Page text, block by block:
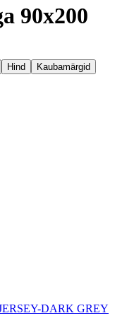
90x200
Hind
Kaubamärgid
DARK GREY